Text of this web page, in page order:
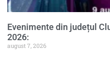
Evenimente din județul
2026:
august 7, 2026